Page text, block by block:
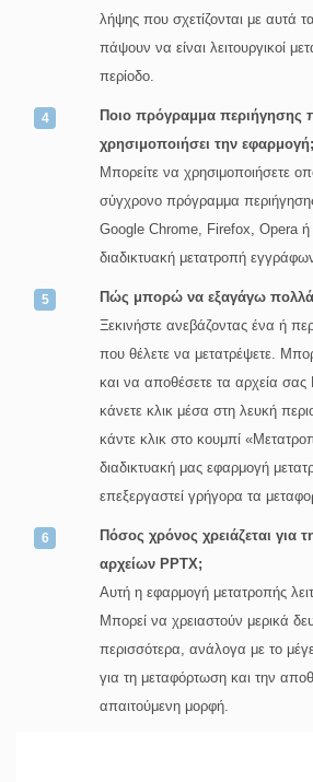
λήψης που σχετίζονται με αυτά
πάψουν να είναι λειτουργικοί
περίοδο.
Ποιο πρόγραμμα περιήγησης
χρησιμοποιήσει την εφαρμογή;
Μπορείτε να χρησιμοποιήσετε
σύγχρονο πρόγραμμα
Google Chrome, Firefox, Opera ή
διαδικτυακή μετατροπή
Πώς μπορώ να εξαγάγω πολλά
Ξεκινήστε ανεβάζοντας ένα ή
που θέλετε να μετατρέψετε.
και να αποθέσετε τα αρχεία
κάνετε κλικ μέσα στη λευκή
κάντε κλικ στο κουμπί
διαδικτυακή μας εφαρμογή
επεξεργαστεί γρήγορα τα
Πόσος χρόνος χρειάζεται για
αρχείων PPTX;
Αυτή η εφαρμογή μετατροπής
Μπορεί να χρειαστούν μερικά
περισσότερα, ανάλογα με το
για τη μεταφόρτωση και την
απαιτούμενη μορφή.